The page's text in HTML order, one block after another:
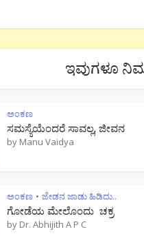
ಇವುಗಳೂ
ಅಂಕಣ
ಸಮಸ್ಯೆಯೆಂದರೆ ಸಾವಲ್ಲ, ಜೀವನ
by Manu Vaidya
ಅಂಕಣ • ಜೇಡನ ಜಾಡು ಹಿಡಿದು..
ಗೋಡೆಯ ಮೇಲೊಂದು ಚಕ್ರ
by Dr. Abhijith A P C